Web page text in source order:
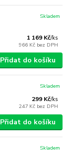
1 169 Kč/ks
966 Kč bez DPH
Skladem
Přidat do košíku
299 Kč/ks
247 Kč bez DPH
Skladem
Přidat do košíku
Skladem